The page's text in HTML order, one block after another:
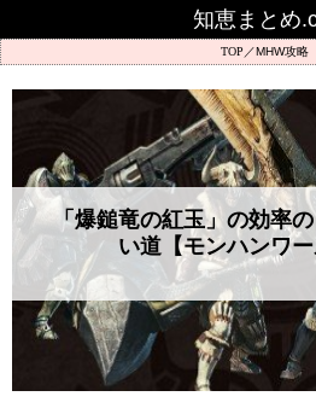
知恵まとめ
MHW攻略
「爆鎚竜の紅玉」の効率
い道【モンハンワ